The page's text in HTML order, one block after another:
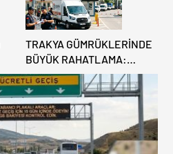
TRAKYA GÜMRÜKLERİNDE
BÜYÜK RAHATLAMA:
DEREKÖY HAFİF TİCARİ
ARAÇLARA AÇILIYOR!